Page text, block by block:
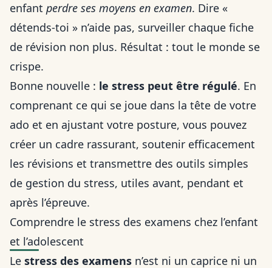
enfant perdre ses moyens en examen. Dire «
détends-toi » n’aide pas, surveiller chaque fiche
de révision non plus. Résultat : tout le monde se
crispe.
Bonne nouvelle : le stress peut être régulé. En
comprenant ce qui se joue dans la tête de votre
ado et en ajustant votre posture, vous pouvez
créer un cadre rassurant, soutenir efficacement
les révisions et transmettre des outils simples
de gestion du stress, utiles avant, pendant et
après l’épreuve.
Comprendre le stress des examens chez l’enfant
et l’adolescent
Le stress des examens n’est ni un caprice ni un